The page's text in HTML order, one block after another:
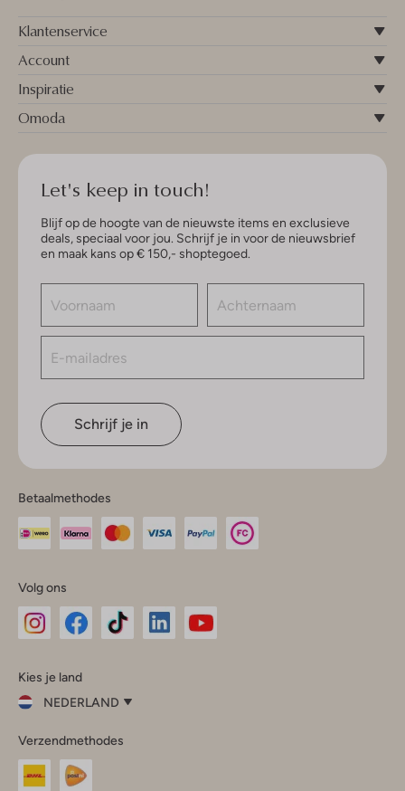
Klantenservice
Account
Inspiratie
Omoda
Let's keep in touch!
Blijf op de hoogte van de nieuwste items en exclusieve
deals, speciaal voor jou. Schrijf je in voor de nieuwsbrief
en maak kans op € 150,- shoptegoed.
Schrijf je in
Betaalmethodes
Volg ons
InstagramFacebook
Kies je land
NEDERLAND
je
land
Nederland
Verzendmethodes